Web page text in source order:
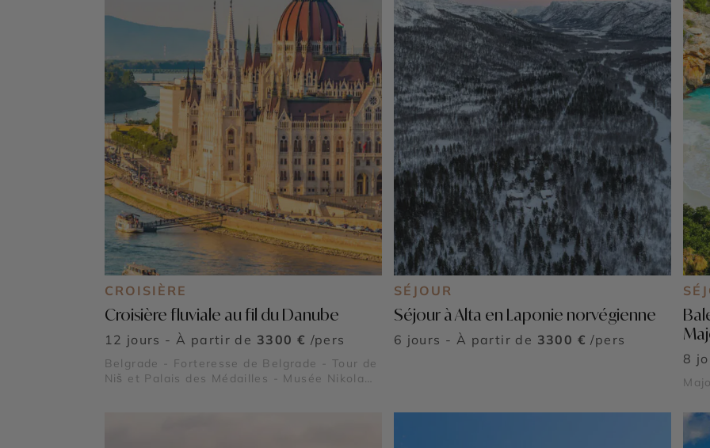
CROISIÈRE
Croisière fluviale au fil du Danube
12 jours - À partir de 3300 € /pers
Belgrade - Forteresse de Belgrade - Tour de
Niš et Palais des Médailles - Musée Nikola
SÉJOUR
Séjour à Alta en Laponie norvégienne
6 jours - À partir de 3300 € /pers
8